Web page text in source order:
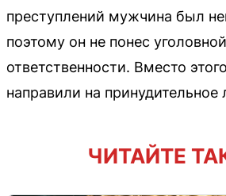
преступлений мужчина был
поэтому он не понес уголовной
ответственности. Вместо
направили на принудительное
ЧИТАЙТЕ